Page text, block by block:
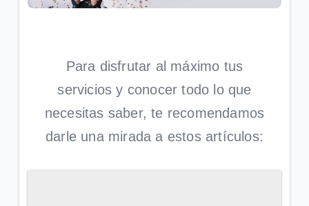
General
Soporte técnico para tus servicios Tigo | General
VER MÁS
Para disfrutar al máximo tus
servicios y conocer todo lo que
necesitas saber, te recomendamos
darle una mirada a estos artículos: